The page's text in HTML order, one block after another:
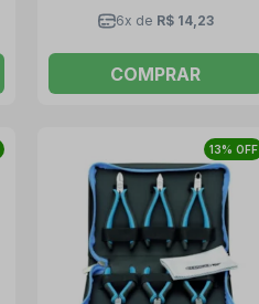
6x de R$ 14,23
COMPRAR
13% OFF